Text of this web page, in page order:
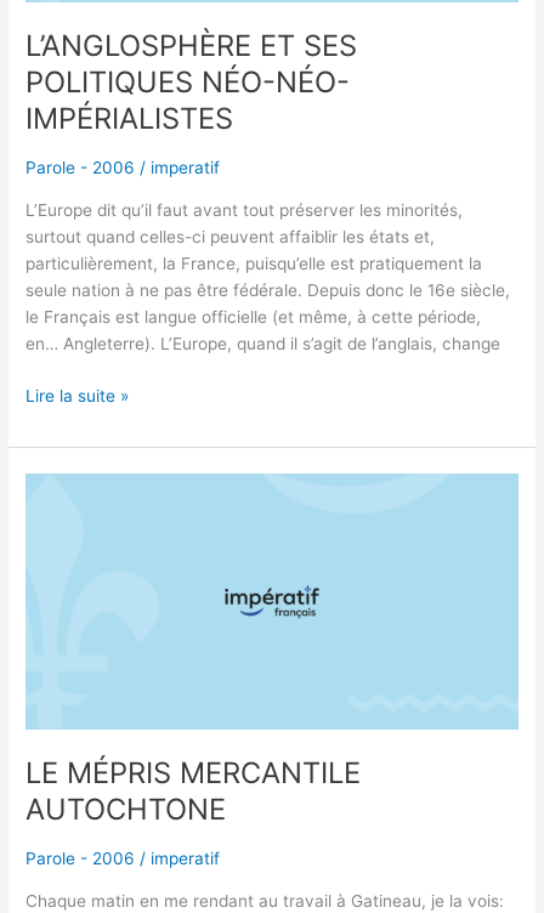
L’ANGLOSPHÈRE ET SES
POLITIQUES NÉO-NÉO-
IMPÉRIALISTES
Parole - 2006 / imperatif
L’Europe dit qu’il faut avant tout préserver les minorités,
surtout quand celles-ci peuvent affaiblir les états et,
particulièrement, la France, puisqu’elle est pratiquement la
seule nation à ne pas être fédérale. Depuis donc le 16e siècle,
le Français est langue officielle (et même, à cette période,
en… Angleterre). L’Europe, quand il s’agit de l’anglais, change
Lire la suite »
LE MÉPRIS MERCANTILE
AUTOCHTONE
Parole - 2006 / imperatif
Chaque matin en me rendant au travail à Gatineau, je la vois: